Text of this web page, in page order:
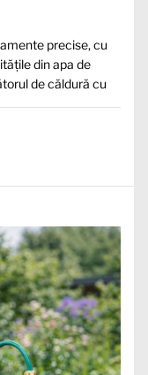
precise, cu
din apa de
de căldură cu